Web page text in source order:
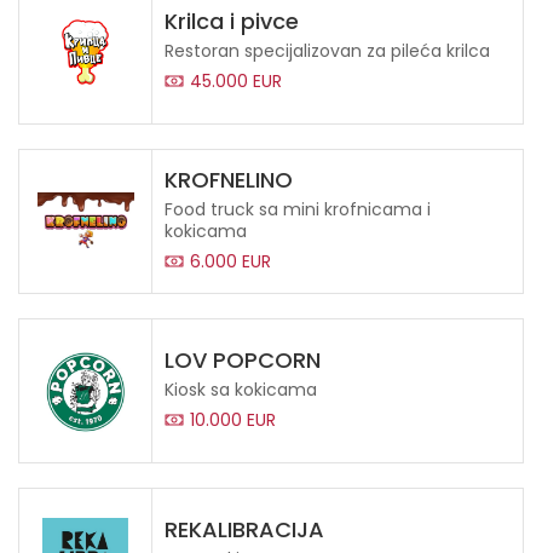
Krilca i pivce
Restoran specijalizovan za pileća krilca
45.000 EUR
KROFNELINO
Food truck sa mini krofnicama i
kokicama
6.000 EUR
LOV POPCORN
Kiosk sa kokicama
10.000 EUR
REKALIBRACIJA